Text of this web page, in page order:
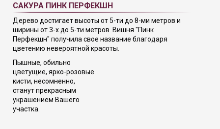
Пышные, обильно
цветущие, ярко-розовые
кисти, несомненно,
станут прекрасным
украшением Вашего
участка.
Дерево достигает высоты от 5-ти до 8-ми метров и
ширины от 3-х до 5-ти метров. Вишня "Пинк
Перфекшн" получила свое название благодаря
цветению невероятной красоты.
САКУРА ПИНК ПЕРФЕКШН